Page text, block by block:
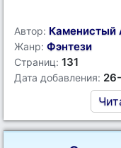
Автор: Каменистый
Жанр: Фэнтези
Страниц: 131
Дата добавления: